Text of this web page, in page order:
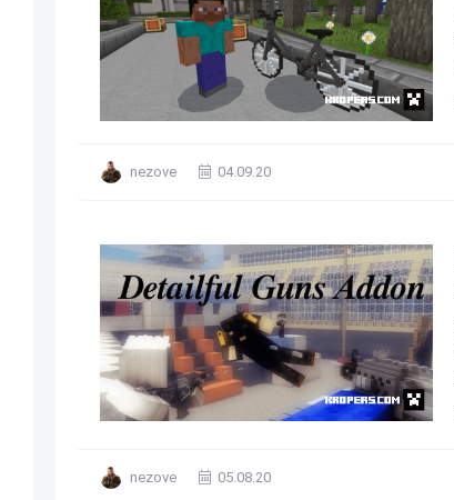
nezove 04.09.20
nezove 05.08.20